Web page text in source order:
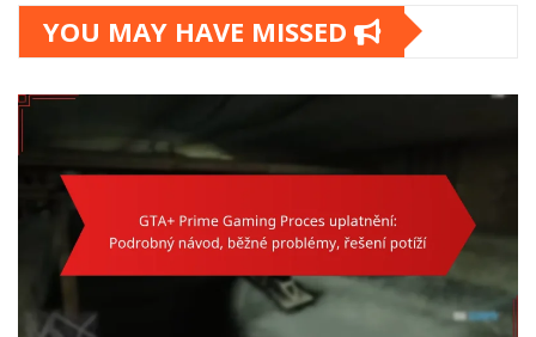
YOU MAY HAVE MISSED